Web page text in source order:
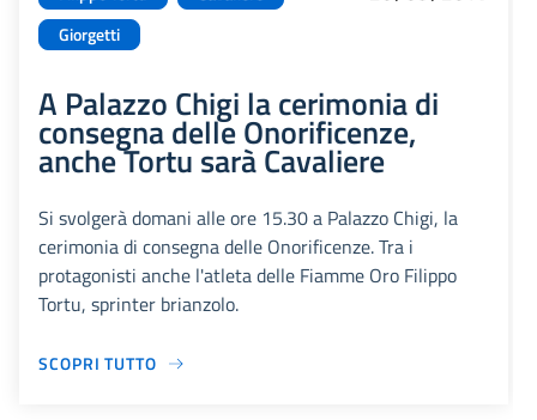
Giorgetti
A Palazzo Chigi la cerimonia di
consegna delle Onorificenze,
anche Tortu sarà Cavaliere
Si svolgerà domani alle ore 15.30 a Palazzo Chigi, la
cerimonia di consegna delle Onorificenze. Tra i
protagonisti anche l'atleta delle Fiamme Oro Filippo
Tortu, sprinter brianzolo.
SCOPRI TUTTO